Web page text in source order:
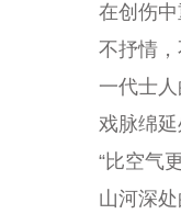
在创伤
不抒情
一代士
戏脉绵
“比空气
山河深